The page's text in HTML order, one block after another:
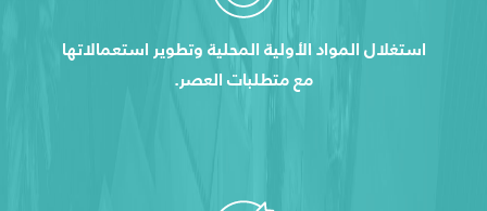
استغلال المواد الأولية المحلية وتطوير استعمالاتها
مع متطلبات العصر.